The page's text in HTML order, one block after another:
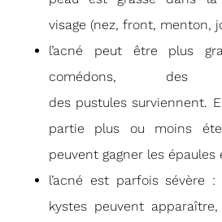
visage (nez, front, menton,
l’acné peut être plus
comédons,
des pustules surviennent.
partie plus ou moins
peuvent gagner les épaules
l’acné est parfois sévère
kystes peuvent